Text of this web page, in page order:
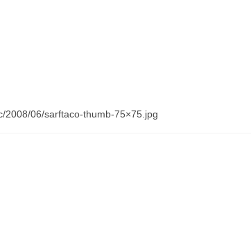
2008/06/sarftaco-thumb-75×75.jpg